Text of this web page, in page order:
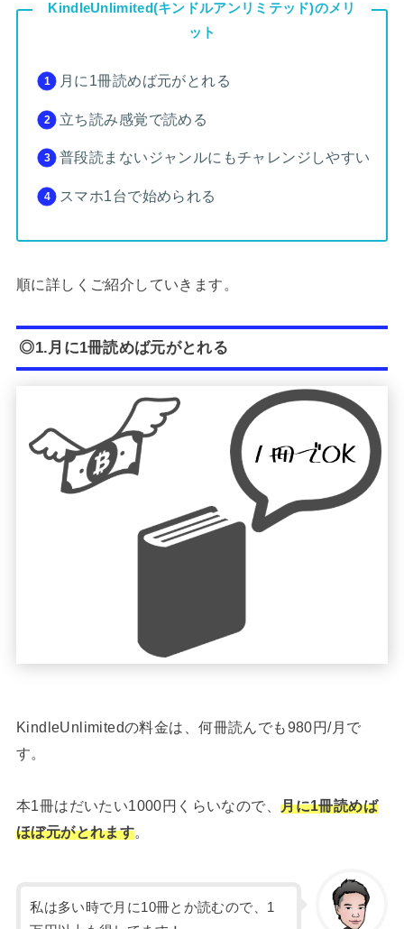
KindleUnlimited(キンドルアンリミテッド)のメリ
ット
月に1冊読めば元がとれる
立ち読み感覚で読める
普段読まないジャンルにもチャレンジしやすい
スマホ1台で始められる
順に詳しくご紹介していきます。
◎1.月に1冊読めば元がとれる
KindleUnlimitedの料金は、何冊読んでも980円/月で
す。
本1冊はだいたい1000円くらいなので、月に1冊読めば
ほぼ元がとれます
私は多い時で月に10冊とか読むので、1